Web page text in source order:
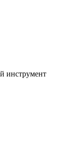
инструмент